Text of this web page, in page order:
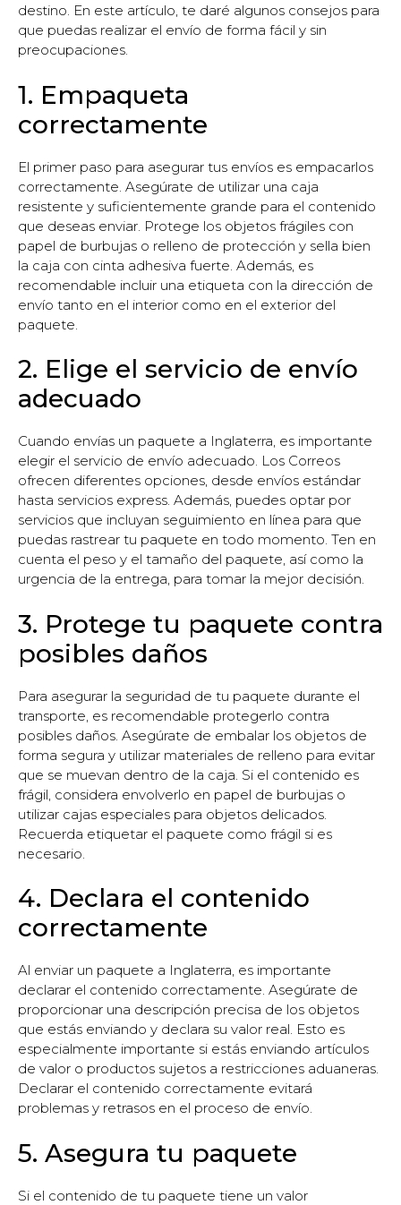
destino. En este artículo, te daré algunos consejos para
que puedas realizar el envío de forma fácil y sin
preocupaciones.
1. Empaqueta
correctamente
El primer paso para asegurar tus envíos es empacarlos
correctamente. Asegúrate de utilizar una caja
resistente y suficientemente grande para el contenido
que deseas enviar. Protege los objetos frágiles con
papel de burbujas o relleno de protección y sella bien
la caja con cinta adhesiva fuerte. Además, es
recomendable incluir una etiqueta con la dirección de
envío tanto en el interior como en el exterior del
paquete.
2. Elige el servicio de envío
adecuado
Cuando envías un paquete a Inglaterra, es importante
elegir el servicio de envío adecuado. Los Correos
ofrecen diferentes opciones, desde envíos estándar
hasta servicios express. Además, puedes optar por
servicios que incluyan seguimiento en línea para que
puedas rastrear tu paquete en todo momento. Ten en
cuenta el peso y el tamaño del paquete, así como la
urgencia de la entrega, para tomar la mejor decisión.
3. Protege tu paquete contra
posibles daños
Para asegurar la seguridad de tu paquete durante el
transporte, es recomendable protegerlo contra
posibles daños. Asegúrate de embalar los objetos de
forma segura y utilizar materiales de relleno para evitar
que se muevan dentro de la caja. Si el contenido es
frágil, considera envolverlo en papel de burbujas o
utilizar cajas especiales para objetos delicados.
Recuerda etiquetar el paquete como frágil si es
necesario.
4. Declara el contenido
correctamente
Al enviar un paquete a Inglaterra, es importante
declarar el contenido correctamente. Asegúrate de
proporcionar una descripción precisa de los objetos
que estás enviando y declara su valor real. Esto es
especialmente importante si estás enviando artículos
de valor o productos sujetos a restricciones aduaneras.
Declarar el contenido correctamente evitará
problemas y retrasos en el proceso de envío.
5. Asegura tu paquete
Si el contenido de tu paquete tiene un valor